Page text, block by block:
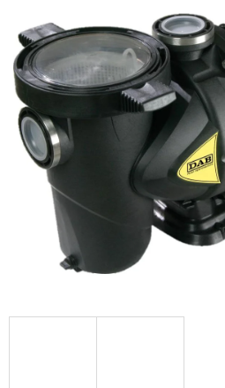
értékelése
5-
ből
0,0
csillag.